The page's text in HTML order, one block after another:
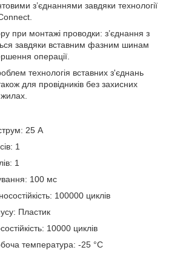
з’єднаннями завдяки технології
при монтажі проводки: з’єднання з
завдяки вставним фазним шинам
операції.
технологія вставних з'єднань
для провідників без захисних
25 А
1
1
100 мс
100000 циклів
Пластик
10000 циклів
температура: -25 °C